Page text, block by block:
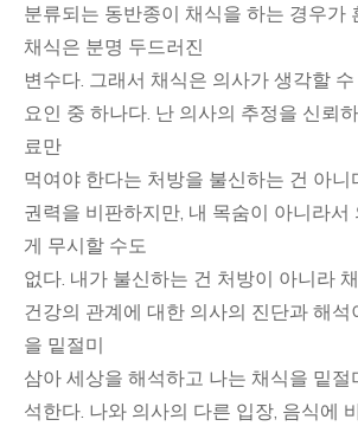
분류되는 동반종이 채식을 하는 경우가
채식은 분명 두드러진
변수다. 그래서 채식은 의사가 생각할
요인 중 하나다. 난 의사의 추정을 신뢰
료만
먹여야 한다는 처방을 불신하는 건 아니
권력을 비판하지만, 내 목숨이 아니라서
게 무시할 수도
없다. 내가 불신하는 건 처방이 아니라
건강의 관계에 대한 의사의 진단과 해석
을 밑절미
삼아 세상을 해석하고 나는 채식을 밑절
석한다. 나와 의사의 다른 입장, 음식에